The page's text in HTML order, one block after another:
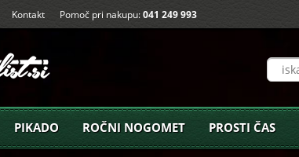
Kontakt Pomoč pri nakupu:041 249 993
PIKADO ROČNI NOGOMET PROSTI ČAS